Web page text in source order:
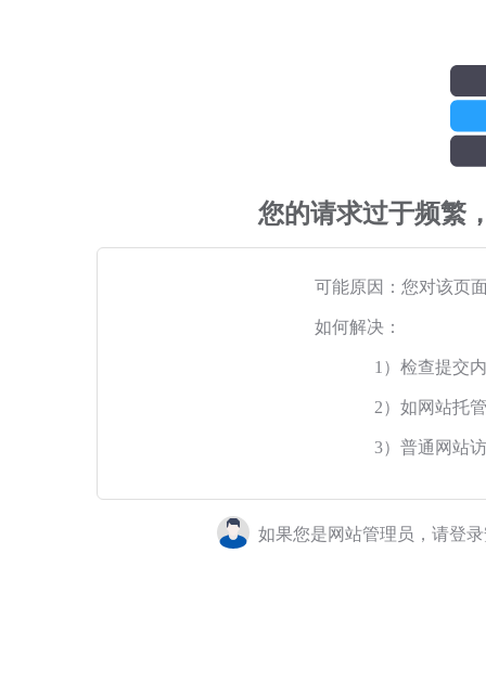
您的请求过于频繁
可能原因：您对该页
如何解决：
1）检查提交
2）如网站托
3）普通网站
如果您是网站管理员，请登